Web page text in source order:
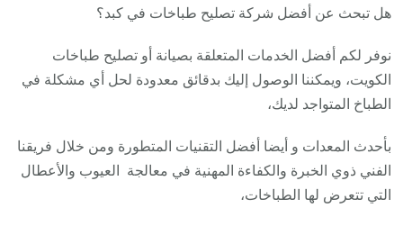
هل تبحث عن أفضل شركة تصليح طباخات في كبد؟
نوفر لكم أفضل الخدمات المتعلقة بصيانة أو تصليح طباخات
الكويت، ويمكننا الوصول إليك بدقائق معدودة لحل أي مشكلة في
الطباخ المتواجد لديك،
بأحدث المعدات و أيضا أفضل التقنيات المتطورة ومن خلال فريقنا
الفني ذوي الخبرة والكفاءة المهنية في معالجة العيوب والأعطال
التي تتعرض لها الطباخات،